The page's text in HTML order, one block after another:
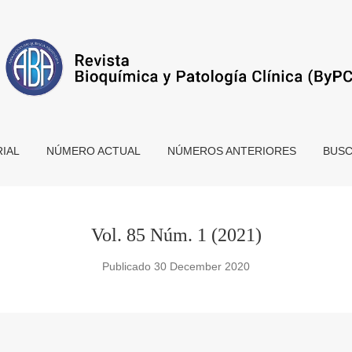
NÚMERO ACTUAL NÚMEROS ANTERIORES
Vol. 85 Núm. 1 (2021)
Publicado 30 December 2020